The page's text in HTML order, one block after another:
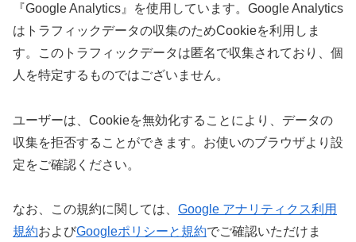
『Google Analytics』を使用しています。Google Analytics
はトラフィックデータの収集のためCookieを利用しま
す。このトラフィックデータは匿名で収集されており、個
人を特定するものではございません。
ユーザーは、Cookieを無効化することにより、データの
収集を拒否することができます。お使いのブラウザより設
定をご確認ください。
なお、この規約に関しては、 Google アナリティクス利用
規約およびGoogleポリシーと規約でご確認いただけま